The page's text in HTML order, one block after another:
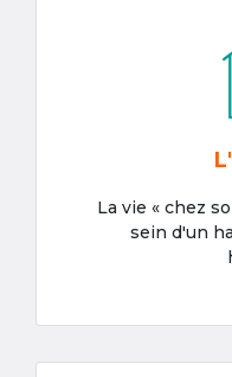
La vie « chez
sein d'un